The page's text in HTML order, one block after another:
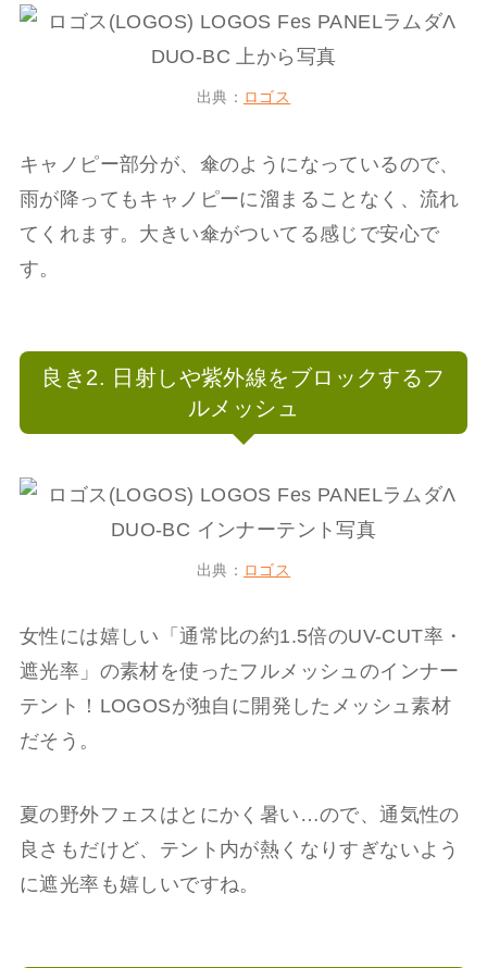
出典： ロゴス
キャノピー部分が、傘のようになっているので、
雨が降ってもキャノピーに溜まることなく、流れ
てくれます。大きい傘がついてる感じで安心で
す。
良き2. 日射しや紫外線をブロックするフ
ルメッシュ
出典： ロゴス
女性には嬉しい「通常比の約1.5倍のUV-CUT率・
遮光率」の素材を使ったフルメッシュのインナー
テント！LOGOSが独自に開発したメッシュ素材
だそう。
夏の野外フェスはとにかく暑い…ので、通気性の
良さもだけど、テント内が熱くなりすぎないよう
に遮光率も嬉しいですね。